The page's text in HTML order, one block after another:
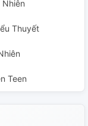
Nhiên
Thuyết
Teen